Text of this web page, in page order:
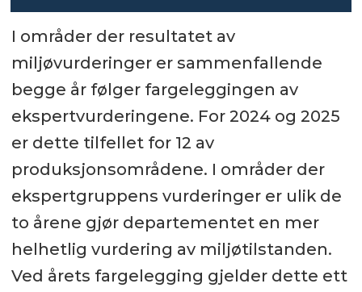
I områder der resultatet av
miljøvurderinger er sammenfallende
begge år følger fargeleggingen av
ekspertvurderingene. For 2024 og 2025
er dette tilfellet for 12 av
produksjonsområdene. I områder der
ekspertgruppens vurderinger er ulik de
to årene gjør departementet en mer
helhetlig vurdering av miljøtilstanden.
Ved årets fargelegging gjelder dette ett